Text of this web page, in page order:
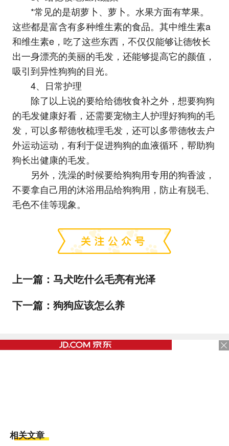
*常见的是胡萝卜、萝卜。水果方面有苹果。
这些都是富含有多种维生素的食品。其中维生素a
和维生素e，吃了这些东西，不仅仅能够让德牧长
出一身漂亮的美丽的毛发，还能够提高它的颜值，
吸引到异性狗狗的目光。
4、日常护理
除了以上说的要给给德牧食补之外，想要狗狗
的毛发健康好看，还需要宠物主人护理好狗狗的毛
发，可以多帮德牧梳理毛发，还可以多带德牧去户
外运动运动，有利于促进狗狗的血液循环，帮助狗
狗长出健康的毛发。
另外，洗澡的时候要给狗狗用专用的狗香波，
不要拿自己用的沐浴用品给狗狗用，防止有脱毛、
毛色不佳等现象。
上一篇： 马犬吃什么毛亮有光泽
下一篇： 狗狗应该怎么养
相关文章